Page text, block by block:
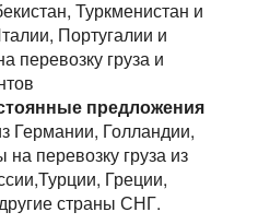
Туркменистан и
Португалии и
перевозку груза и
предложения
Германии, Голландии,
перевозку груза из
Греции,
страны СНГ.